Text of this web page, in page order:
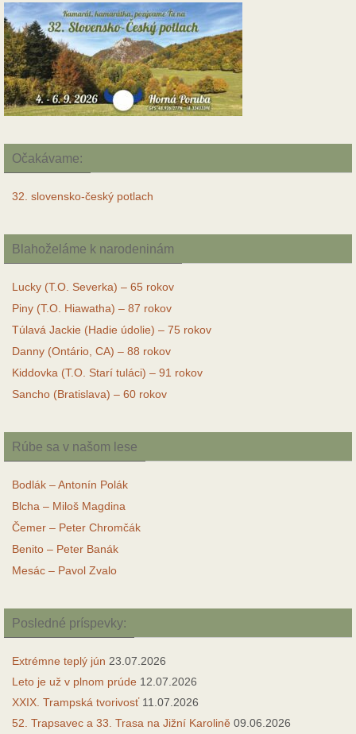
Očakávame:
32. slovensko-český potlach
Blahoželáme k narodeninám
Lucky (T.O. Severka) – 65 rokov
Piny (T.O. Hiawatha) – 87 rokov
Túlavá Jackie (Hadie údolie) – 75 rokov
Danny (Ontário, CA) – 88 rokov
Kiddovka (T.O. Starí tuláci) – 91 rokov
Sancho (Bratislava) – 60 rokov
Rúbe sa v našom lese
Bodlák – Antonín Polák
Blcha – Miloš Magdina
Čemer – Peter Chromčák
Benito – Peter Banák
Mesác – Pavol Zvalo
Posledné príspevky:
Extrémne teplý jún 23.07.2026
Leto je už v plnom prúde 12.07.2026
XXIX. Trampská tvorivosť 11.07.2026
52. Trapsavec a 33. Trasa na Jižní Karolině 09.06.2026